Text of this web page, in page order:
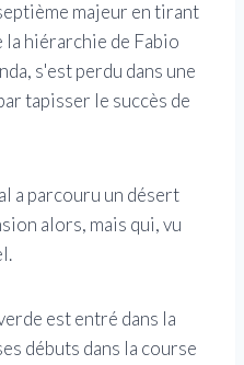
majeur en tirant
la hiérarchie de Fabio
s'est perdu dans une
tapisser le succès de
a parcouru un désert
alors, mais qui, vu
est entré dans la
débuts dans la course